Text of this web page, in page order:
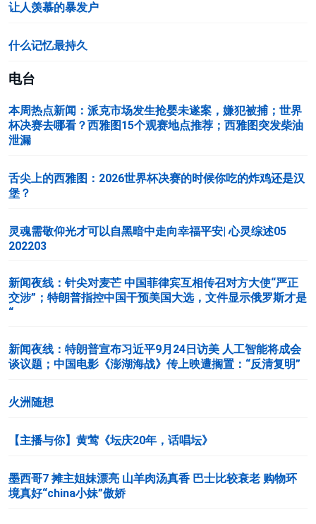
让人羡慕的暴发户
什么记忆最持久
电台
本周热点新闻：派克市场发生抢婴未遂案，嫌犯被捕；世界
杯决赛去哪看？西雅图15个观赛地点推荐；西雅图突发柴油
泄漏
舌尖上的西雅图：2026世界杯决赛的时候你吃的炸鸡还是汉
堡？
灵魂需敬仰光才可以自黑暗中走向幸福平安| 心灵综述05
202203
新闻夜线：针尖对麦芒 中国菲律宾互相传召对方大使“严正
交涉”；特朗普指控中国干预美国大选，文件显示俄罗斯才是
“
新闻夜线：特朗普宣布习近平9月24日访美 人工智能将成会
谈议题；中国电影《澎湖海战》传上映遭搁置：“反清复明”
火洲随想
【主播与你】黄莺《坛庆20年，话唱坛》
墨西哥7 摊主姐妹漂亮 山羊肉汤真香 巴士比较衰老 购物环
境真好“china小妹”傲娇